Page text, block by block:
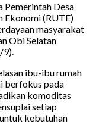
Pemerintah Desa
Ekonomi (RUTE)
masyarakat
Obi Selatan
9).
ibu-ibu rumah
berfokus pada
komoditas
setiap
kebutuhan